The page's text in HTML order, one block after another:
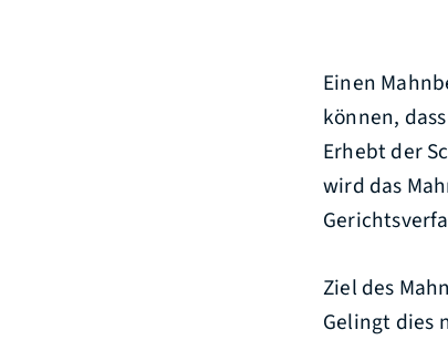
Einen
können,
Erhebt der
wird das
Ziel des
Gelingt dies